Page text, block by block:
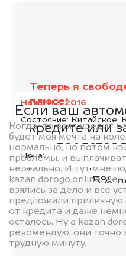
Haval H2, 2016
Состояние: Китайское,
Цена:
Теперь я
плюсе!
Когда-то взял кредит
будет моя мечта на
нормально, но потом
проблемы, и
нереально. И тут мне
kazan.dorogo.online.
взялись за дело и все
предложили приличную
от кредита и даже
осталось. Ну а
рекомендую, они точно
трудную минуту.
Если ваш
кредите или
организаций,
5%